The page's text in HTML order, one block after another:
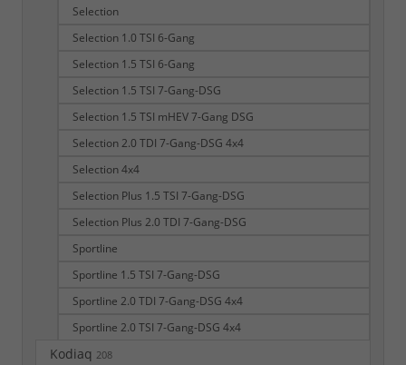
Selection
Selection 1.0 TSI 6-Gang
Selection 1.5 TSI 6-Gang
Selection 1.5 TSI 7-Gang-DSG
Selection 1.5 TSI mHEV 7-Gang DSG
Selection 2.0 TDI 7-Gang-DSG 4x4
Selection 4x4
Selection Plus 1.5 TSI 7-Gang-DSG
Selection Plus 2.0 TDI 7-Gang-DSG
Sportline
Sportline 1.5 TSI 7-Gang-DSG
Sportline 2.0 TDI 7-Gang-DSG 4x4
Sportline 2.0 TSI 7-Gang-DSG 4x4
Kodiaq 208